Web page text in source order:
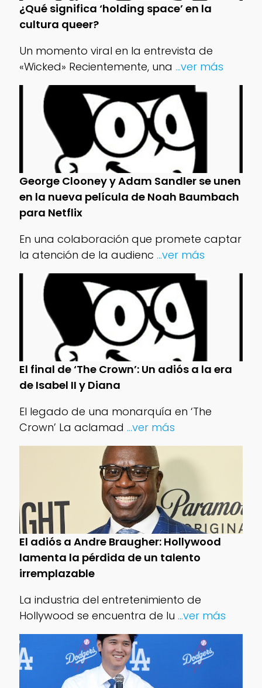
¿Qué significa ‘holding space’ en la
cultura queer?
Un momento viral en la entrevista de
«Wicked» Recientemente, una ...ver más
George Clooney y Adam Sandler se unen
en la nueva película de Noah Baumbach
para Netflix
En una colaboración que promete captar
la atención de la audienc ...ver más
El final de ‘The Crown’: Un adiós a la era
de Isabel II y Diana
El legado de una monarquía en ‘The
Crown’ La aclamad ...ver más
El adiós a Andre Braugher: Hollywood
lamenta la pérdida de un talento
irremplazable
La industria del entretenimiento de
Hollywood se encuentra de lu ...ver más